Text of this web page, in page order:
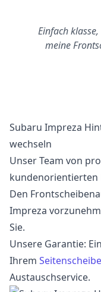
Einfach
meine
Subaru Impreza
wechseln
Unser Team von
kundenorientierten
Den
Impreza
Sie.
Unsere Garantie:
Ihrem
Austauschservice.